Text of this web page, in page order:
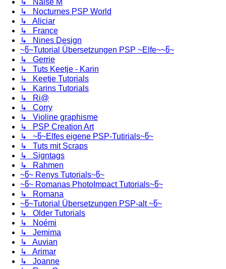
↳ Nocturnes PSP World
↳ Aliciar
↳ France
↳ Nines Design
~წ~Tutorial Übersetzungen PSP ~Elfe~~წ~
↳ Gerrie
↳ Tuts Keetje - Karin
↳ Keetje Tutorials
↳ Karins Tutorials
↳ Ri@
↳ Corry
↳ Violine graphisme
↳ PSP Creation Art
↳ ~წ~Elfes eigene PSP-Tutirials~წ~
↳ Tuts mit Scraps
↳ Signtags
↳ Rahmen
~წ~ Renys Tutorials~წ~
~წ~ Romanas PhotoImpact Tutorials~წ~
↳ Romana
~წ~Tutorial Übersetzungen PSP-alt ~წ~
↳ Older Tutorials
↳ Noémi
↳ Jemima
↳ Auvian
↳ Arimar
↳ Joanne